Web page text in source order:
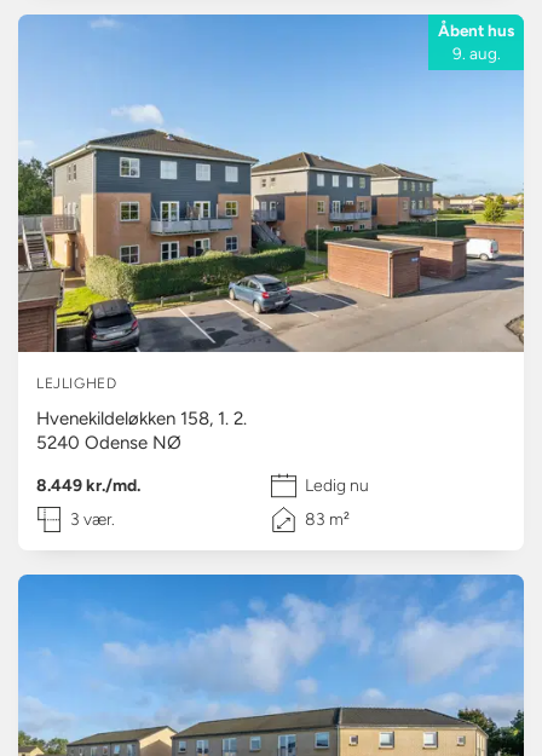
Åbent hus
9. aug.
LEJLIGHED
Hvenekildeløkken 158, 1. 2.
5240 Odense NØ
8.449 kr./md.
Ledig nu
3 vær.
83 m²